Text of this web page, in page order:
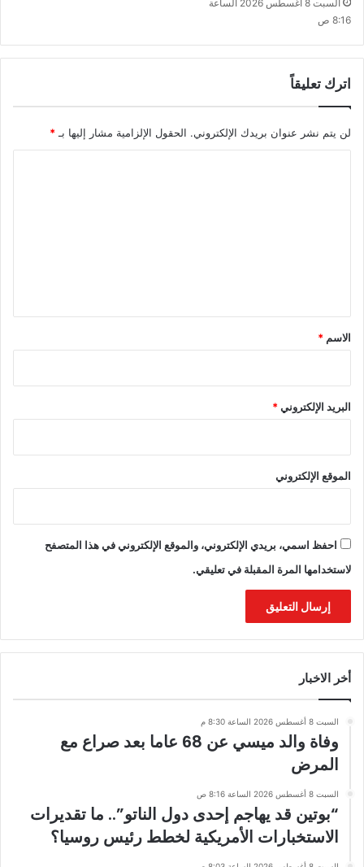
السبت 8 أغسطس 2026 الساعة
8:16 ص
اترك تعليقاً
لن يتم نشر عنوان بريدك الإلكتروني. الحقول الإلزامية مشار إليها بـ *
*
الاسم *
البريد الإلكتروني*
الموقع الإلكتروني
احفظ اسمي، بريدي الإلكتروني، والموقع الإلكتروني في هذا المتصفح
لاستخدامها المرة المقبلة في تعليقي.
أخر الاخبار
السبت 8 أغسطس 2026 الساعة 8:30 م
وفاة والد ميسي عن 68 عاما بعد صراع مع
المرض
السبت 8 أغسطس 2026 الساعة 8:16 ص
“بوتين قد يهاجم إحدى دول الناتو”.. ما تقديرات
الاستخبارات الأمريكية لخطط رئيس روسيا؟